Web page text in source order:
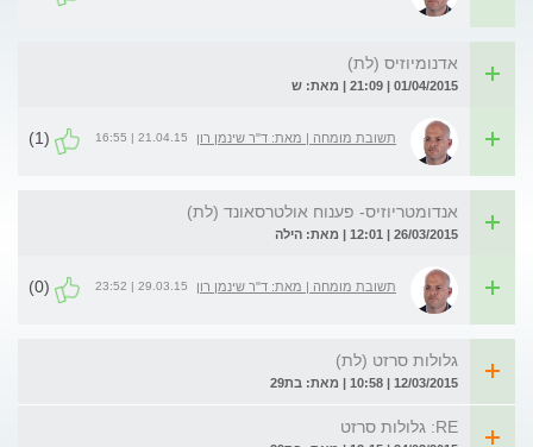
אדנומיוזיס (לת)
01/04/2015 | 21:09 | מאת: ש
תשובת מומחה | מאת: ד"ר שינמן רון 21.04.15 | 16:55
(1)
אנדומטריוזיס- פענוח אולטרסאונד (לת)
26/03/2015 | 12:01 | מאת: הילה
תשובת מומחה | מאת: ד"ר שינמן רון 29.03.15 | 23:52
(0)
גלולות סרזט (לת)
12/03/2015 | 10:58 | מאת: בת29
RE: גלולות סרזט